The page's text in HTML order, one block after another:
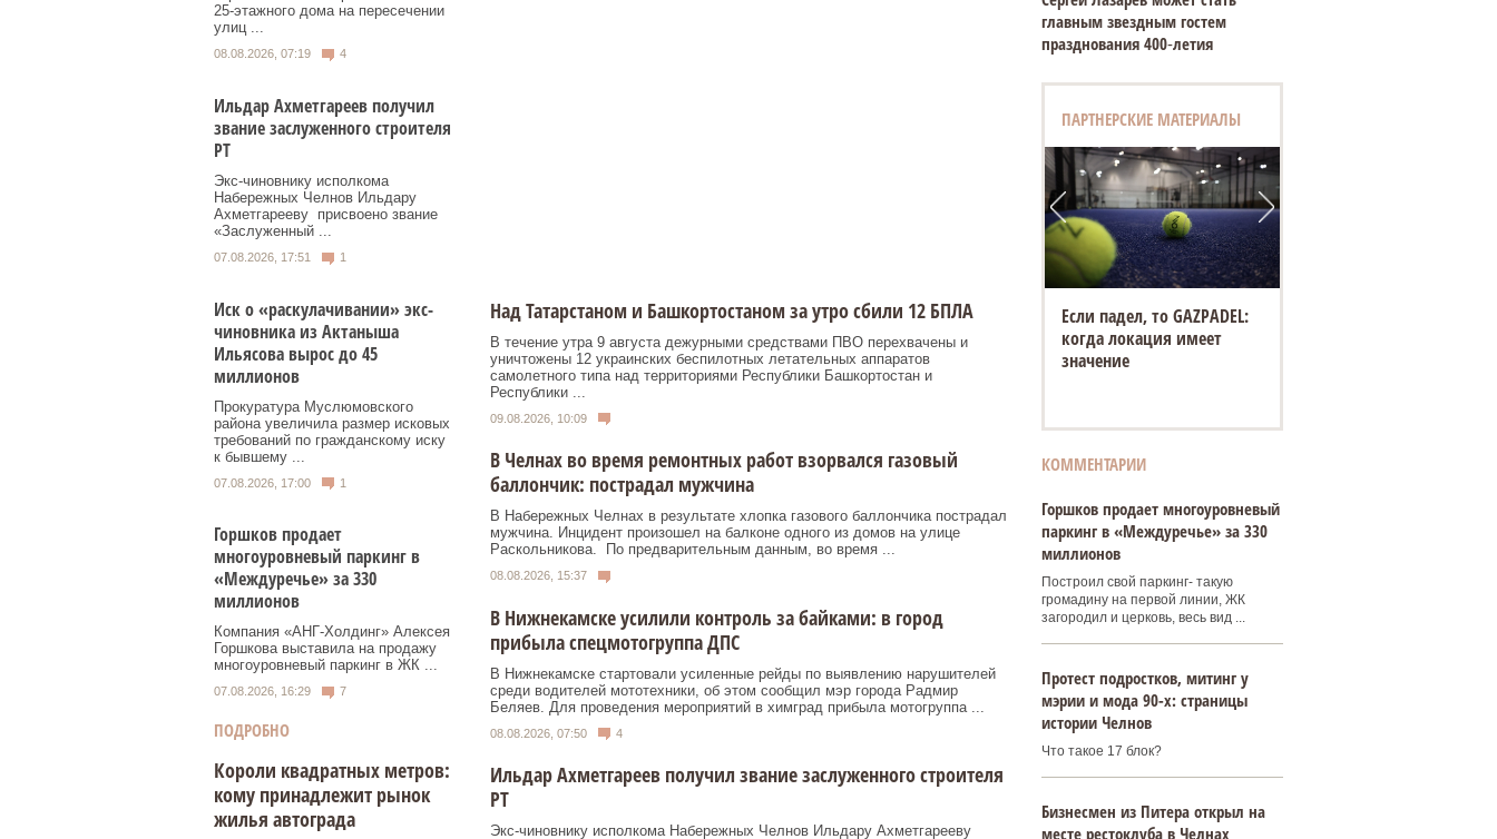
25‑этажного дома на пересечении
улиц ...
08.08.2026, 07:19 4
Ильдар Ахметгареев получил
звание заслуженного строителя
РТ
Экс‑чиновнику исполкома
Набережных Челнов Ильдару
Ахметгарееву присвоено звание
«Заслуженный ...
07.08.2026, 17:51 1
Иск о «раскулачивании» экс-
чиновника из Актаныша
Ильясова вырос до 45
миллионов
Прокуратура Муслюмовского
района увеличила размер исковых
требований по гражданскому иску
к бывшему ...
07.08.2026, 17:00 1
Горшков продает
многоуровневый паркинг в
«Междуречье» за 330
миллионов
Компания «АНГ-Холдинг» Алексея
Горшкова выставила на продажу
многоуровневый паркинг в ЖК ...
07.08.2026, 16:29 7
ПОДРОБНО
Короли квадратных метров:
кому принадлежит рынок
жилья автограда
Над Татарстаном и Башкортостаном за утро сбили 12 БПЛА
В течение утра 9 августа дежурными средствами ПВО перехвачены и
уничтожены 12 украинских беспилотных летательных аппаратов
самолетного типа над территориями Республики Башкортостан и
Республики ...
09.08.2026, 10:09
В Челнах во время ремонтных работ взорвался газовый
баллончик: пострадал мужчина
В Набережных Челнах в результате хлопка газового баллончика пострадал
мужчина. Инцидент произошел на балконе одного из домов на улице
Раскольникова. По предварительным данным, во время ...
08.08.2026, 15:37
В Нижнекамске усилили контроль за байками: в город
прибыла спецмотогруппа ДПС
В Нижнекамске стартовали усиленные рейды по выявлению нарушителей
среди водителей мототехники, об этом сообщил мэр города Радмир
Беляев. Для проведения мероприятий в химград прибыла мотогруппа ...
08.08.2026, 07:50 4
Ильдар Ахметгареев получил звание заслуженного строителя
РТ
Экс‑чиновнику исполкома Набережных Челнов Ильдару Ахметгарееву
главным звездным гостем
празднования 400‑летия
ПАРТНЕРСКИЕ МАТЕРИАЛЫ
Если падел, то GAZPADEL:
когда локация имеет
значение
КОММЕНТАРИИ
Горшков продает многоуровневый
паркинг в «Междуречье» за 330
миллионов
Построил свой паркинг- такую
громадину на первой линии, ЖК
загородил и церковь, весь вид ...
Протест подростков, митинг у
мэрии и мода 90-х: страницы
истории Челнов
Что такое 17 блок?
Бизнесмен из Питера открыл на
месте рестоклуба в Челнах